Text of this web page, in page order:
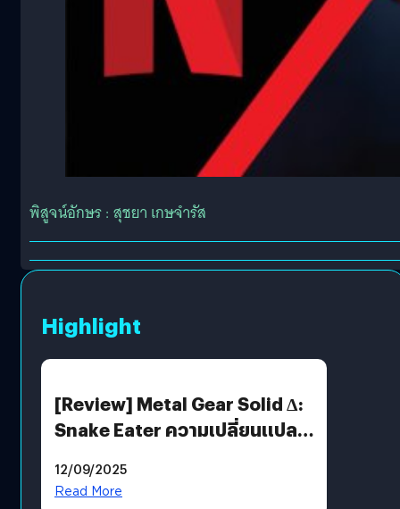
พิสูจน์อักษร : สุชยา เกษจำรัส
Highlight
[Review] Metal Gear Solid Δ:
Snake Eater ความเปลี่ยนแปลง
12/09/2025
Read More